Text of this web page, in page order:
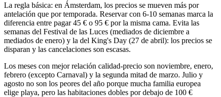
La regla básica: en Ámsterdam, los precios se mueven más por
antelación que por temporada. Reservar con 6-10 semanas marca la
diferencia entre pagar 45 € o 95 € por la misma cama. Evita las
semanas del Festival de las Luces (mediados de diciembre a
mediados de enero) y la del King's Day (27 de abril): los precios se
disparan y las cancelaciones son escasas.
Los meses con mejor relación calidad-precio son noviembre, enero,
febrero (excepto Carnaval) y la segunda mitad de marzo. Julio y
agosto no son los peores del año porque mucha familia europea
elige playa, pero las habitaciones dobles por debajo de 100 €